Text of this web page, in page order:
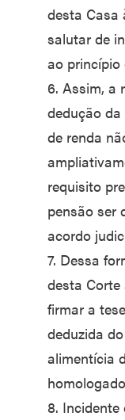
desta Casa
salutar de
ao princípio
6. Assim, a
dedução
de renda
requisito
pensão ser
acordo
7. Dessa
desta Corte
firmar a
deduzida
alimentícia
8. Incidente